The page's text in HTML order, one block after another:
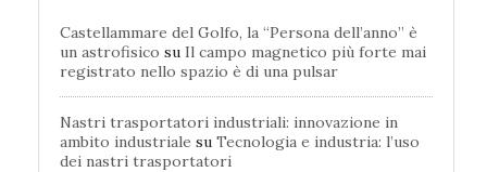
Castellammare del Golfo, la “Persona dell’anno” è
un astrofisico su Il campo magnetico più forte mai
registrato nello spazio è di una pulsar
Nastri trasportatori industriali: innovazione in
ambito industriale su Tecnologia e industria: l’uso
dei nastri trasportatori